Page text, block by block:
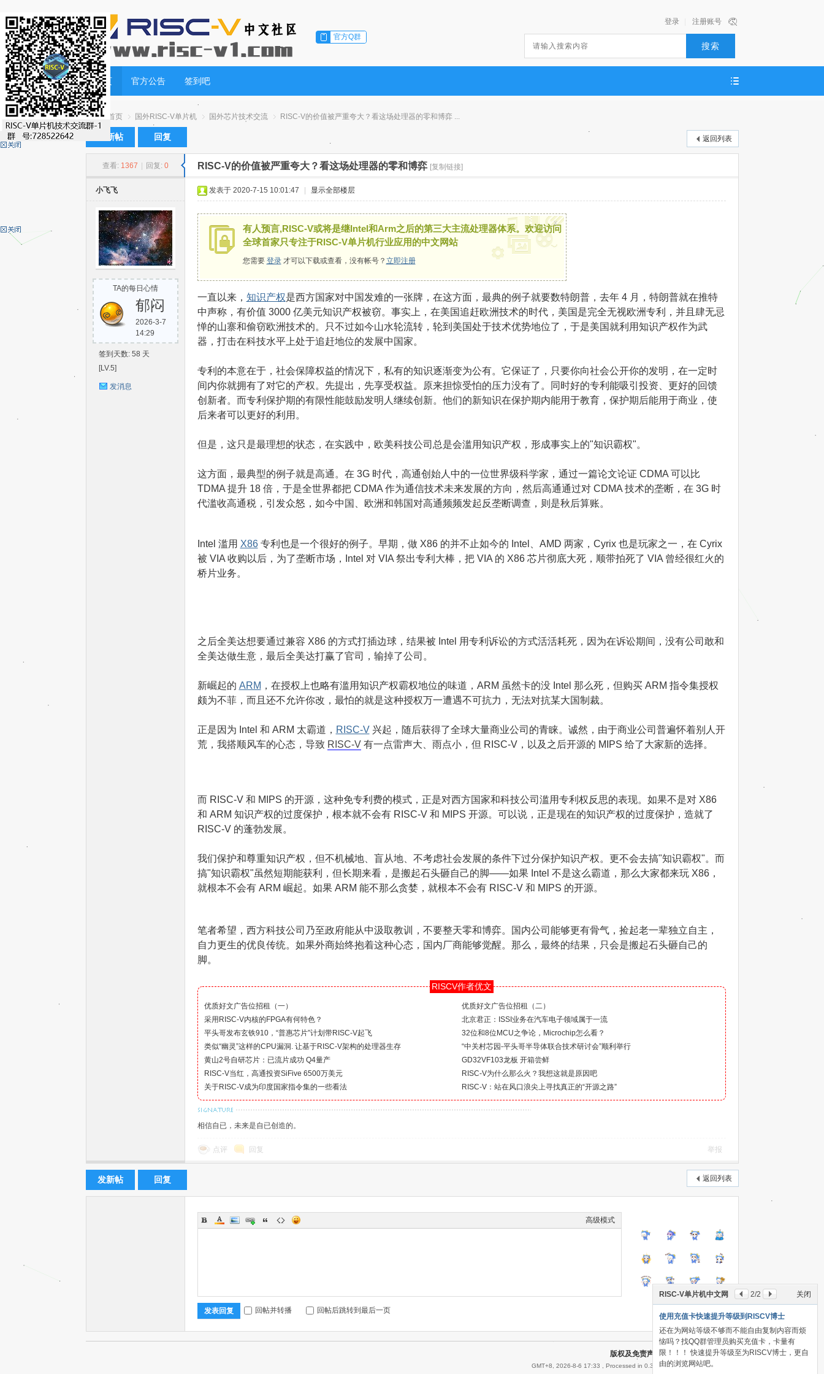
官方Q群
注册账号
登录
搜索
首页 官方公告 签到吧
首页
›
国外RISC-V单片机
›
国外芯片技术交流
›
RISC-V的价值被严重夸大？看这场处理器的零和博弈 ...
返回列表
发新帖 回复
查看: 1367 回复: 0 RISC-V的价值被严重夸大？看这场处理器的零和博弈 [复制链接]
小飞飞
TA的每日心情
郁闷
2026-3-7
14:29
签到天数: 58 天
[LV.5]
发消息
发表于 2020-7-15 10:01:47 显示全部楼层
有人预言,RISC-V或将是继Intel和Arm之后的第三大主流处理器体系。欢迎访问
全球首家只专注于RISC-V单片机行业应用的中文网站
您需要 登录才可以下载或查看，没有帐号？ 立即注册
x
一直以来， 知识产权是西方国家对中国发难的一张牌，在这方面，最典的例子就要数特朗普，去年 4 月，特朗普就在推特
中声称，有价值 3000 亿美元知识产权被窃。事实上，在美国追赶欧洲技术的时代，美国是完全无视欧洲专利，并且肆无忌
惮的山寨和偷窃欧洲技术的。只不过如今山水轮流转，轮到美国处于技术优势地位了，于是美国就利用知识产权作为武
器，打击在科技水平上处于追赶地位的发展中国家。
专利的本意在于，社会保障权益的情况下，私有的知识逐渐变为公有。它保证了，只要你向社会公开你的发明，在一定时
间内你就拥有了对它的产权。先提出，先享受权益。原来担惊受怕的压力没有了。同时好的专利能吸引投资、更好的回馈
创新者。而专利保护期的有限性能鼓励发明人继续创新。他们的新知识在保护期内能用于教育，保护期后能用于商业，使
后来者可以更好的利用。
但是，这只是最理想的状态，在实践中，欧美科技公司总是会滥用知识产权，形成事实上的"知识霸权"。
这方面，最典型的例子就是高通。在 3G 时代，高通创始人中的一位世界级科学家，通过一篇论文论证 CDMA 可以比
TDMA 提升 18 倍，于是全世界都把 CDMA 作为通信技术未来发展的方向，然后高通通过对 CDMA 技术的垄断，在 3G 时
代滥收高通税，引发众怒，如今中国、欧洲和韩国对高通频频发起反垄断调查，则是秋后算账。
Intel 滥用 X86专利也是一个很好的例子。早期，做 X86 的并不止如今的 Intel、AMD 两家，Cyrix 也是玩家之一，在 Cyrix
被 VIA 收购以后，为了垄断市场，Intel 对 VIA 祭出专利大棒，把 VIA 的 X86 芯片彻底大死，顺带拍死了 VIA 曾经很红火的
桥片业务。
之后全美达想要通过兼容 X86 的方式打插边球，结果被 Intel 用专利诉讼的方式活活耗死，因为在诉讼期间，没有公司敢和
全美达做生意，最后全美达打赢了官司，输掉了公司。
新崛起的 ARM ，在授权上也略有滥用知识产权霸权地位的味道，ARM 虽然卡的没 Intel 那么死，但购买 ARM 指令集授权
颇为不菲，而且还不允许你改，最怕的就是这种授权万一遭遇不可抗力，无法对抗某大国制裁。
正是因为 Intel 和 ARM 太霸道， RISC-V兴起，随后获得了全球大量商业公司的青睐。诚然，由于商业公司普遍怀着别人开
荒，我搭顺风车的心态，导致 RISC-V有一点雷声大、雨点小，但 RISC-V，以及之后开源的 MIPS 给了大家新的选择。
而 RISC-V 和 MIPS 的开源，这种免专利费的模式，正是对西方国家和科技公司滥用专利权反思的表现。如果不是对 X86
和 ARM 知识产权的过度保护，根本就不会有 RISC-V 和 MIPS 开源。可以说，正是现在的知识产权的过度保护，造就了
RISC-V 的蓬勃发展。
我们保护和尊重知识产权，但不机械地、盲从地、不考虑社会发展的条件下过分保护知识产权。更不会去搞"知识霸权"。而
搞"知识霸权"虽然短期能获利，但长期来看，是搬起石头砸自己的脚——如果 Intel 不是这么霸道，那么大家都来玩 X86，
就根本不会有 ARM 崛起。如果 ARM 能不那么贪婪，就根本不会有 RISC-V 和 MIPS 的开源。
笔者希望，西方科技公司乃至政府能从中汲取教训，不要整天零和博弈。国内公司能够更有骨气，捡起老一辈独立自主，
自力更生的优良传统。如果外商始终抱着这种心态，国内厂商能够觉醒。那么，最终的结果，只会是搬起石头砸自己的
脚。
RISCV作者优文
优质好文广告位招租（一）
优质好文广告位招租（二）
采用RISC-V内核的FPGA有何特色？
北京君正：ISSI业务在汽车电子领域属于一流
平头哥发布玄铁910，“普惠芯片”计划带RISC-V起飞
32位和8位MCU之争论，Microchip怎么看？
类似“幽灵”这样的CPU漏洞. 让基于RISC-V架构的处理器生存
“中关村芯园-平头哥半导体联合技术研讨会”顺利举行
黄山2号自研芯片：已流片成功 Q4量产
GD32VF103龙板 开箱尝鲜
RISC-V当红，高通投资SiFive 6500万美元
RISC-V为什么那么火？我想这就是原因吧
关于RISC-V成为印度国家指令集的一些看法
RISC-V：站在风口浪尖上寻找真正的“开源之路”
相信自已，未来是自已创造的。
点评 回复 举报
返回列表
发新帖 回复
高级模式
发表回复 回帖并转播 回帖后跳转到最后一页
关闭
RISC-V单片机中文网 2/2
使用充值卡快速提升等级到RISCV博士
还在为网站等级不够而不能自由复制内容而烦
恼吗？找QQ群管理员购买充值卡，卡量有
限！！！ 快速提升等级至为RISCV博士，更自
由的浏览网站吧。
版权及免责声明 | RISC-V单片机中文网
GMT+8, 2026-8-6 17:33 , Processed in 0.305693 second(s), 30 queries .